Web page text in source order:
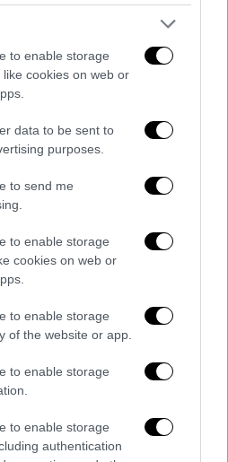
to enable storage
cookies on web or
data to be sent to
purposes.
to send me
to enable storage
cookies on web or
to enable storage
of the website or app.
to enable storage
to enable storage
authentication
αγωγής, Γ.